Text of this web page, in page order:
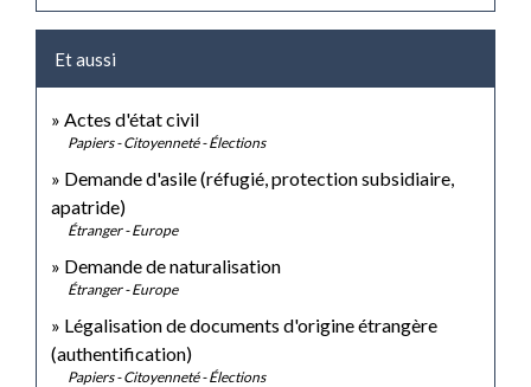
Et aussi
Actes d'état civil
Papiers - Citoyenneté - Élections
Demande d'asile (réfugié, protection subsidiaire,
apatride)
Étranger - Europe
Demande de naturalisation
Étranger - Europe
Légalisation de documents d'origine étrangère
(authentification)
Papiers - Citoyenneté - Élections